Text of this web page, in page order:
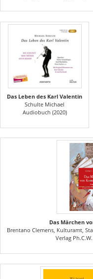
Das Leben des Karl Valentin
Schulte Michael
Audiobuch (2020)
Das Märchen
Brentano Clemens, Kulturamt,
Verlag